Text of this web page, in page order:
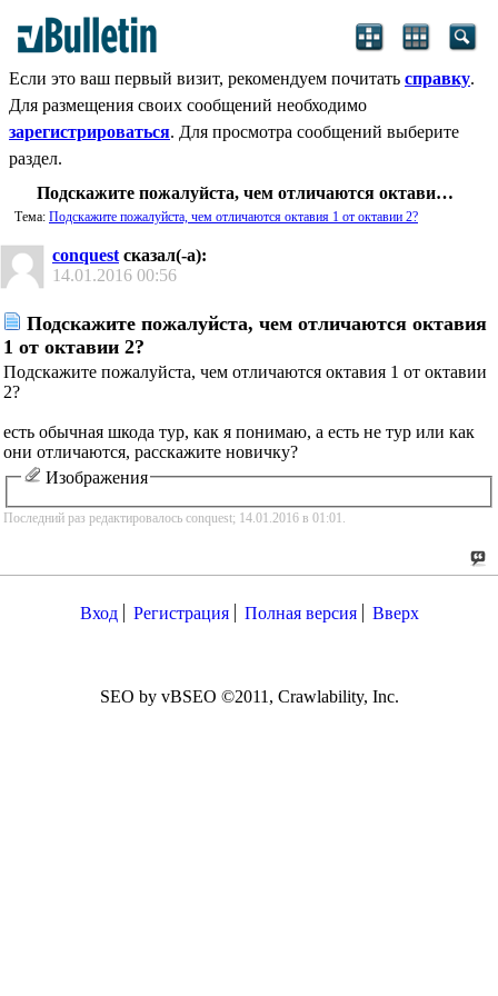
Если это ваш первый визит, рекомендуем почитать справку.
Для размещения своих сообщений необходимо
зарегистрироваться. Для просмотра сообщений выберите
раздел.
Подскажите пожалуйста, чем отличаются октавия 1 от октавии 2?
Тема: Подскажите пожалуйста, чем отличаются октавия 1 от октавии 2?
conquest сказал(-а):
14.01.2016 00:56
Подскажите пожалуйста, чем отличаются октавия
1 от октавии 2?
Подскажите пожалуйста, чем отличаются октавия 1 от октавии
2?
есть обычная шкода тур, как я понимаю, а есть не тур или как
они отличаются, расскажите новичку?
Изображения
Последний раз редактировалось conquest; 14.01.2016 в 01:01.
Вход Регистрация Полная версия Вверх
SEO by vBSEO ©2011, Crawlability, Inc.